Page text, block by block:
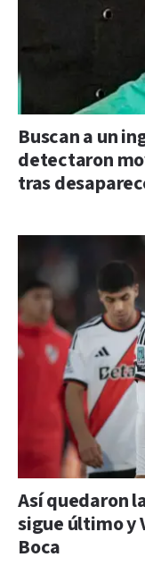
Buscan a un
detectaron
tras
Así quedaron
sigue último y
Boca